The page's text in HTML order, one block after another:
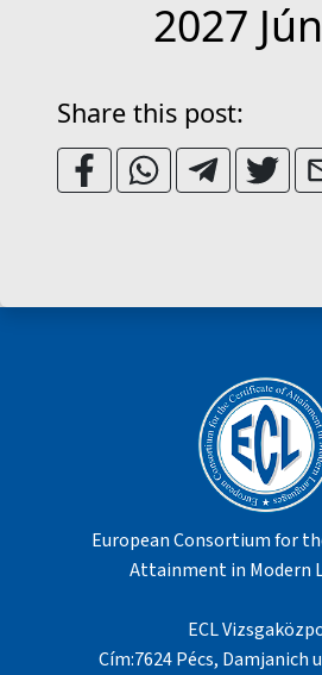
2027
Share this post:
European Consortium for
Attainment in Modern
ECL
Cím:7624 Pécs, Damjanich